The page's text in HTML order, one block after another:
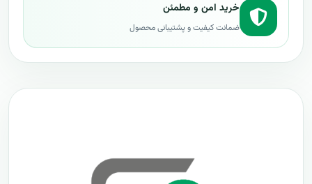
خرید امن و مطمئن
ضمانت کیفیت و پشتیبانی محصول